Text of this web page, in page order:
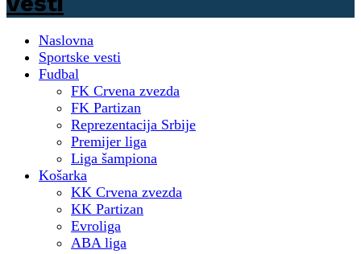
Naslovna
Sportske vesti
Fudbal
FK Crvena zvezda
FK Partizan
Reprezentacija Srbije
Premijer liga
Liga šampiona
Košarka
KK Crvena zvezda
KK Partizan
Evroliga
ABA liga